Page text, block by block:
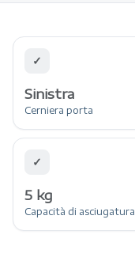
✓
Sinistra
Cerniera porta
✓
5 kg
Capacità di asciugatura